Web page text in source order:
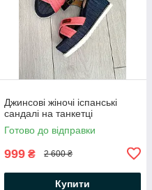
Джинсові жіночі іспанські
сандалі на танкетці
Готово до відправки
999 ₴ 2 600 ₴
Купити